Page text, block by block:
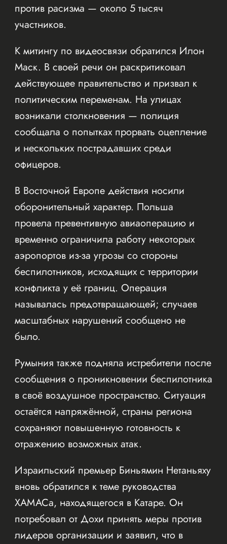
против расизма — около 5 тысяч
участников.
К митингу по видеосвязи обратился Илон
Маск. В своей речи он раскритиковал
действующее правительство и призвал к
политическим переменам. На улицах
возникали столкновения — полиция
сообщала о попытках прорвать оцепление
и нескольких пострадавших среди
офицеров.
В Восточной Европе действия носили
оборонительный характер. Польша
провела превентивную авиаоперацию и
временно ограничила работу некоторых
аэропортов из-за угрозы со стороны
беспилотников, исходящих с территории
конфликта у её границ. Операция
называлась предотвращающей; случаев
масштабных нарушений сообщено не
было.
Румыния также подняла истребители после
сообщения о проникновении беспилотника
в своё воздушное пространство. Ситуация
остаётся напряжённой, страны региона
сохраняют повышенную готовность к
отражению возможных атак.
Израильский премьер Биньямин Нетаньяху
вновь обратился к теме руководства
ХАМАСа, находящегося в Катаре. Он
потребовал от Дохи принять меры против
лидеров организации и заявил, что в